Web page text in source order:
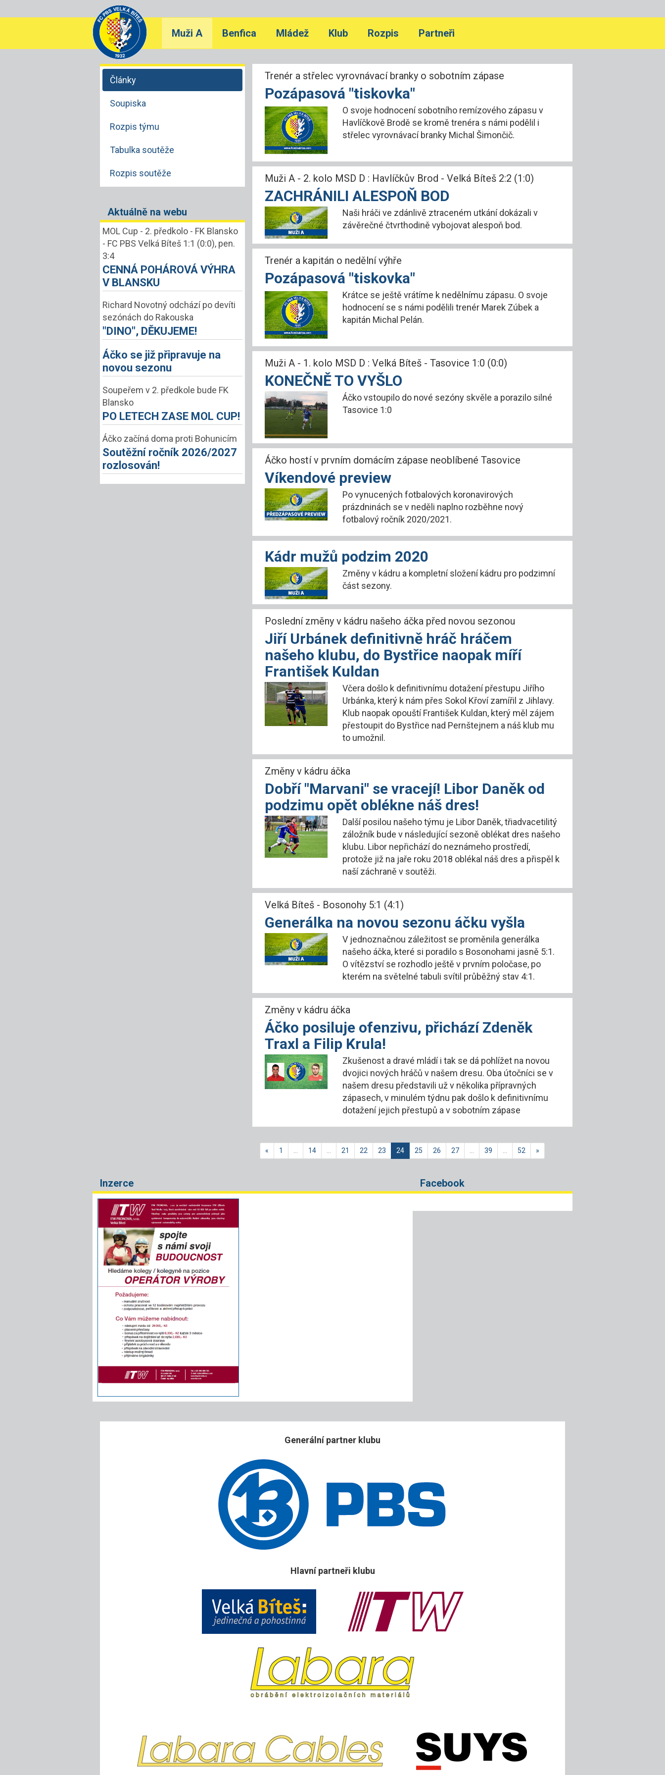
Muži A Benfica Mládež Klub Rozpis Partneři
Články
Soupiska
Rozpis týmu
Tabulka soutěže
Rozpis soutěže
Aktuálně na webu
MOL Cup - 2. předkolo - FK Blansko
- FC PBS Velká Bíteš 1:1 (0:0), pen.
3:4
CENNÁ POHÁROVÁ VÝHRA
V BLANSKU
Richard Novotný odchází po devíti
sezónách do Rakouska
"DINO", DĚKUJEME!
Áčko se již připravuje na
novou sezonu
Soupeřem v 2. předkole bude FK
Blansko
PO LETECH ZASE MOL CUP!
Áčko začíná doma proti Bohunicím
Soutěžní ročník 2026/2027
rozlosován!
Trenér a střelec vyrovnávací branky o sobotním zápase
Pozápasová "tiskovka"
O svoje hodnocení sobotního remízového zápasu v
Havlíčkově Brodě se kromě trenéra s námi podělil i
střelec vyrovnávací branky Michal Šimončič.
Muži A - 2. kolo MSD D : Havlíčkův Brod - Velká Bíteš 2:2 (1:0)
ZACHRÁNILI ALESPOŇ BOD
Naši hráči ve zdánlivě ztraceném utkání dokázali v
závěrečné čtvrthodině vybojovat alespoň bod.
Trenér a kapitán o nedělní výhře
Pozápasová "tiskovka"
Krátce se ještě vrátíme k nedělnímu zápasu. O svoje
hodnocení se s námi podělili trenér Marek Zúbek a
kapitán Michal Pelán.
Muži A - 1. kolo MSD D : Velká Bíteš - Tasovice 1:0 (0:0)
KONEČNĚ TO VYŠLO
Áčko vstoupilo do nové sezóny skvěle a porazilo silné
Tasovice 1:0
Áčko hostí v prvním domácím zápase neoblíbené Tasovice
Víkendové preview
Po vynucených fotbalových koronavirových
prázdninách se v neděli naplno rozběhne nový
fotbalový ročník 2020/2021.
Kádr mužů podzim 2020
Změny v kádru a kompletní složení kádru pro podzimní
část sezony.
Poslední změny v kádru našeho áčka před novou sezonou
Jiří Urbánek definitivně hráč hráčem
našeho klubu, do Bystřice naopak míří
František Kuldan
Včera došlo k definitivnímu dotažení přestupu Jiřího
Urbánka, který k nám přes Sokol Křoví zamířil z Jihlavy.
Klub naopak opouští František Kuldan, který měl zájem
přestoupit do Bystřice nad Pernštejnem a náš klub mu
to umožnil.
Změny v kádru áčka
Dobří "Marvani" se vracejí! Libor Daněk od
podzimu opět oblékne náš dres!
Další posilou našeho týmu je Libor Daněk, třiadvacetilitý
záložník bude v následující sezoně oblékat dres našeho
klubu. Libor nepřichází do neznámeho prostředí,
protože již na jaře roku 2018 oblékal náš dres a přispěl k
naší záchraně v soutěži.
Velká Bíteš - Bosonohy 5:1 (4:1)
Generálka na novou sezonu áčku vyšla
V jednoznačnou záležitost se proměnila generálka
našeho áčka, které si poradilo s Bosonohami jasně 5:1.
O vítězství se rozhodlo ještě v prvním poločase, po
kterém na světelné tabuli svítil průběžný stav 4:1.
Změny v kádru áčka
Áčko posiluje ofenzivu, přichází Zdeněk
Traxl a Filip Krula!
Zkušenost a dravé mládí i tak se dá pohlížet na novou
dvojici nových hráčů v našem dresu. Oba útočníci se v
našem dresu představili už v několika přípravných
zápasech, v minulém týdnu pak došlo k definitivnímu
dotažení jejich přestupů a v sobotním zápase
« 1 14 21 22 23 24 25 26 27 39 52 »
Inzerce Facebook
Generální partner klubu
Hlavní partneři klubu